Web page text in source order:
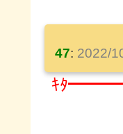
47: 2022/
ｷﾀ